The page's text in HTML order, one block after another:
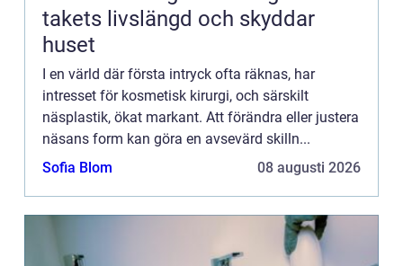
takets livslängd och skyddar
huset
I en värld där första intryck ofta räknas, har
intresset för kosmetisk kirurgi, och särskilt
näsplastik, ökat markant. Att förändra eller justera
näsans form kan göra en avsevärd skilln...
Sofia Blom
08 augusti 2026